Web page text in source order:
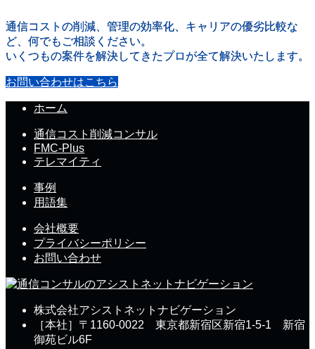
通信コストの削減、管理の効率化、キャリアの優劣比較な
ど、何でもご相談ください。
いくつもの案件を解決してきたプロが全て解決いたします。
お問い合わせはこちら
ホーム
通信コスト削減コンサル
FMC-Plus
テレマイティ
事例
用語集
会社概要
プライバシーポリシー
お問い合わせ
株式会社アシストネットナビゲーション
［本社］〒1160-0022 東京都新宿区新宿1-5-1 新宿
御苑ビル6F